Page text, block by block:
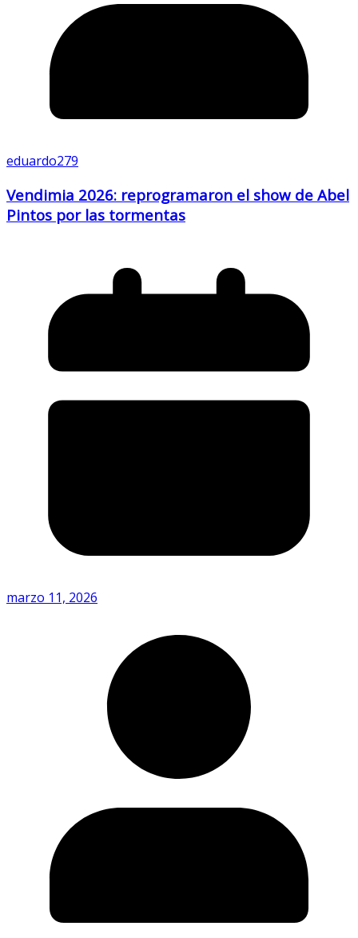
eduardo279
Vendimia 2026: reprogramaron el show de Abel
Pintos por las tormentas
marzo 11, 2026